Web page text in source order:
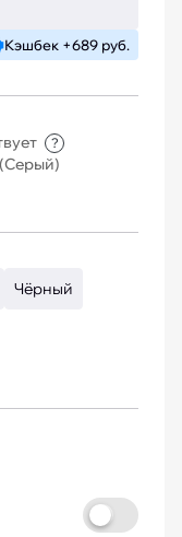
Кэшбек +689 руб.
?
Чёрный